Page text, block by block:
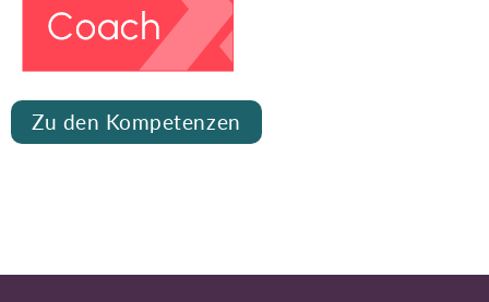
Zu den Kompetenzen